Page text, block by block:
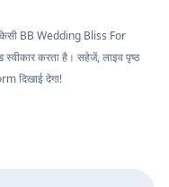
BB Wedding Bliss For
करता है। सहेजें, लाइव पृष्ठ
दिखाई देगा!